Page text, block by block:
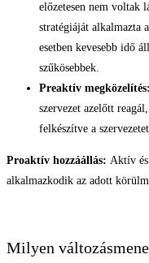
előzetesen nem voltak
stratégiáját alkalmazta
esetben kevesebb idő
szűkösebbek.
Preaktív megközelítés:
szervezet azelőtt
felkészítve a
Proaktív hozzáállás: Aktív és
alkalmazkodik az adott
Milyen